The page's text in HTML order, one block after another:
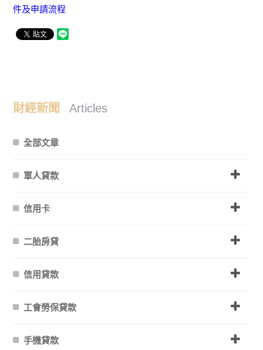
件及申請流程
財經新聞 Articles
全部文章
軍人貸款
信用卡
二胎房貸
信用貸款
工會勞保貸款
手機貸款